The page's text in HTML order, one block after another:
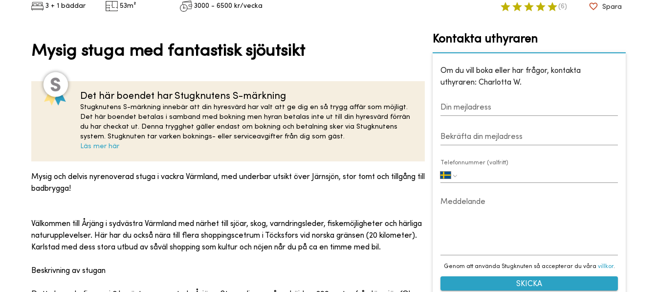
3 + 1 bäddar 53m² 3000 - 6500 kr/vecka ( 6 ) Spara
Mysig stuga med fantastisk sjöutsikt
Det här boendet har Stugknutens S-märkning
Stugknutens S-märkning innebär att din hyresvärd har valt att ge dig en så trygg affär som möjligt.
Det här boendet betalas i samband med bokning men hyran betalas inte ut till din hyresvärd förrän
du har checkat ut. Denna trygghet gäller endast om bokning och betalning sker via Stugknutens
system. Stugknuten tar varken boknings- eller serviceavgifter från dig som gäst.
Läs mer här
Mysig och delvis nyrenoverad stuga i vackra Värmland, med underbar utsikt över Järnsjön, stor tomt och tillgång till
badbrygga!
Välkommen till Årjäng i sydvästra Värmland med närhet till sjöar, skog, varndringsleder, fiskemöjligheter och härliga
naturupplevelser. Här har du också nära till flera shoppingscetrum i Töcksfors vid norska gränsen (20 kilometer).
Karlstad med dess stora utbud av såväl shopping som kultur och nöjen når du på ca en timme med bil.
Beskrivning av stugan
Kontakta uthyraren
Om du vill boka eller har frågor, kontakta
uthyraren: Charlotta W.
Din mejladress
Bekräfta din mejladress
Telefonnummer (valfritt)
Meddelande
Genom att använda Stugknuten så accepterar du våra villkor.
SKICKA